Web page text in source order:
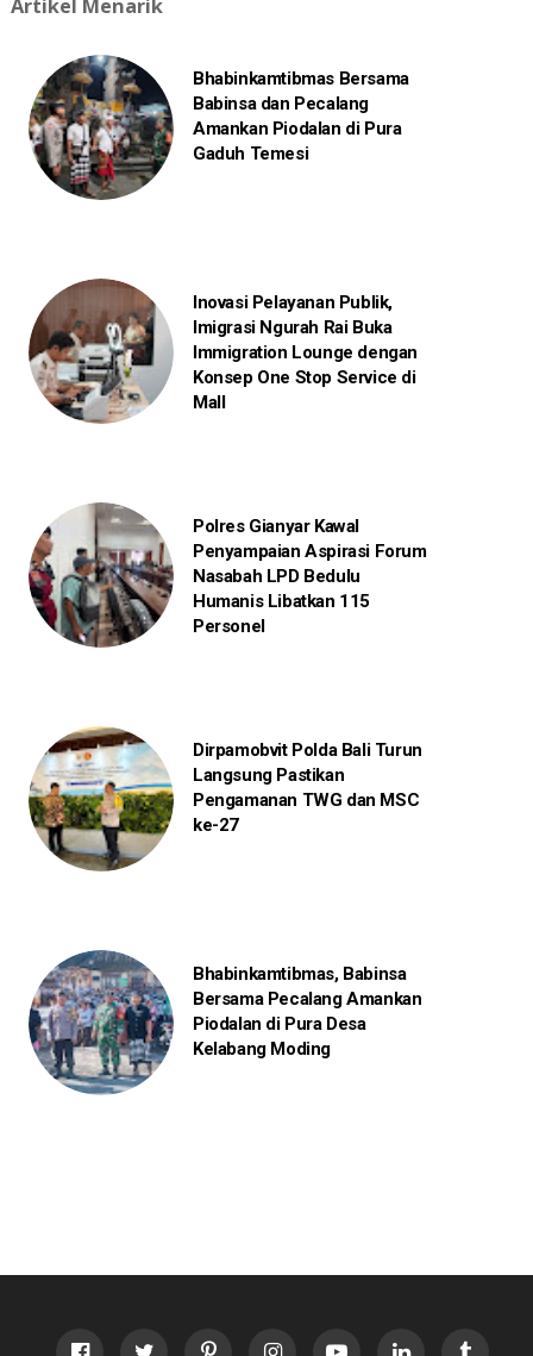
Artikel Menarik
Bhabinkamtibmas Bersama
Babinsa dan Pecalang
Amankan Piodalan di Pura
Gaduh Temesi
Inovasi Pelayanan Publik,
Imigrasi Ngurah Rai Buka
Immigration Lounge dengan
Konsep One Stop Service di
Mall
Polres Gianyar Kawal
Penyampaian Aspirasi Forum
Nasabah LPD Bedulu
Humanis Libatkan 115
Personel
Dirpamobvit Polda Bali Turun
Langsung Pastikan
Pengamanan TWG dan MSC
ke-27
Bhabinkamtibmas, Babinsa
Bersama Pecalang Amankan
Piodalan di Pura Desa
Kelabang Moding